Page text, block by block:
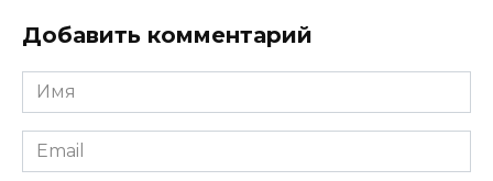
Добавить комментарий
Имя
*
Email
*